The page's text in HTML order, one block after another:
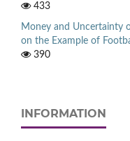
433
Money and Uncertainty
on the Example of
390
INFORMATION